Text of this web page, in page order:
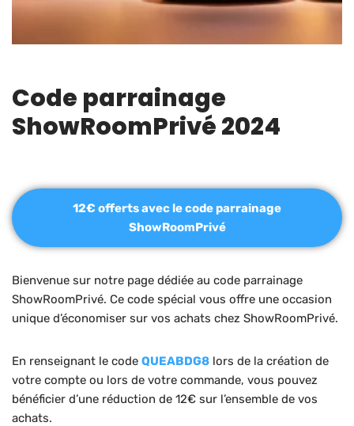
Code parrainage
ShowRoomPrivé 2024
12€ offerts avec le code parrainage
ShowRoomPrivé
Bienvenue sur notre page dédiée au code parrainage
ShowRoomPrivé. Ce code spécial vous offre une occasion
unique d’économiser sur vos achats chez ShowRoomPrivé.
En renseignant le code QUEABDG8 lors de la création de
votre compte ou lors de votre commande, vous pouvez
bénéficier d’une réduction de 12€ sur l’ensemble de vos
achats.